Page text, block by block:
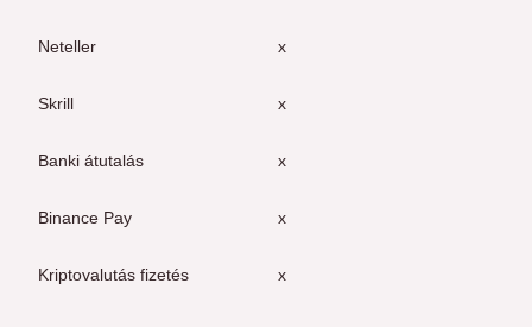
Neteller x
Skrill x
Banki átutalás x
Binance Pay x
Kriptovalutás fizetés x